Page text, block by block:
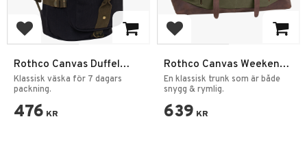
Add to favorites
Rothco Canvas Duffel
Ryggsäck Väska
Klassisk väska för 7 dagars
packning.
476 KR
Add to favorites
Rothco Canvas Weekend
Bag
En klassisk trunk som är både
snygg & rymlig.
639 KR